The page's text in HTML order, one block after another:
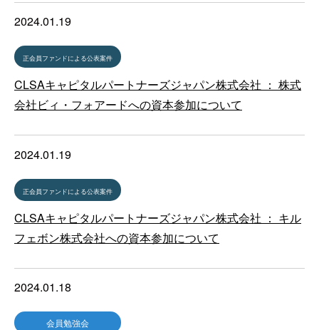
2024.01.19
正会員ファンドによる公表案件
CLSAキャピタルパートナーズジャパン株式会社 ： 株式
会社ビィ・フォアードへの資本参加について
2024.01.19
正会員ファンドによる公表案件
CLSAキャピタルパートナーズジャパン株式会社 ： キル
フェボン株式会社への資本参加について
2024.01.18
会員勉強会